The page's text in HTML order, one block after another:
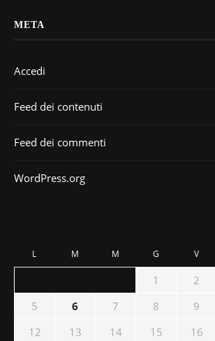
META
Accedi
Feed dei contenuti
Feed dei commenti
WordPress.org
L M M G V
1 2
5
6 7 8 9
12
13 14 15 16